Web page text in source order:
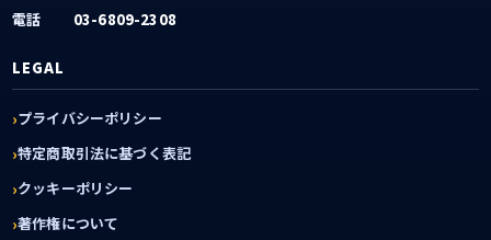
電話
03-6809-2308
LEGAL
プライバシーポリシー
特定商取引法に基づく表記
クッキーポリシー
著作権について